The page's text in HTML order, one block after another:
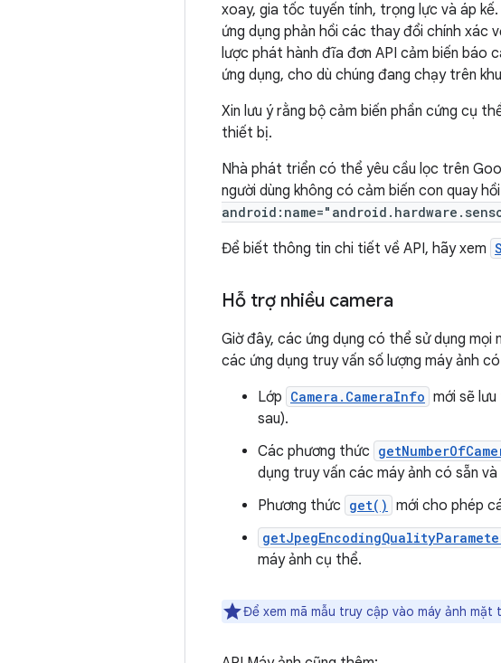
xoay, gia tốc tuyến tính, trọng lực và áp
ứng dụng phản hồi các thay đổi chính xác
lược phát hành đĩa đơn API cảm biến báo
ứng dụng, cho dù chúng đang chạy trên
Xin lưu ý rằng bộ cảm biến phần cứng cụ
thiết bị.
Nhà phát triển có thể yêu cầu lọc trên
người dùng không có cảm biến con quay
Để biết thông tin chi tiết về API, hãy xem
Hỗ trợ nhiều camera
Giờ đây, các ứng dụng có thể sử dụng
các ứng dụng truy vấn số lượng máy ảnh
Lớp Camera.CameraInfo mới sẽ
sau).
Các phương thức
dụng truy vấn các máy ảnh có sẵn
Phương thức get() mới cho phép
máy ảnh cụ thể.
Để xem mã mẫu truy cập vào máy ảnh mặt